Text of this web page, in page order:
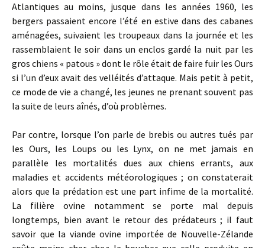
Atlantiques au moins, jusque dans les années 1960, les
bergers passaient encore l’été en estive dans des cabanes
aménagées, suivaient les troupeaux dans la journée et les
rassemblaient le soir dans un enclos gardé la nuit par les
gros chiens « patous » dont le rôle était de faire fuir les Ours
si l’un d’eux avait des velléités d’attaque. Mais petit à petit,
ce mode de vie a changé, les jeunes ne prenant souvent pas
la suite de leurs aînés, d’où problèmes.
Par contre, lorsque l’on parle de brebis ou autres tués par
les Ours, les Loups ou les Lynx, on ne met jamais en
parallèle les mortalités dues aux chiens errants, aux
maladies et accidents météorologiques ; on constaterait
alors que la prédation est une part infime de la mortalité.
La filière ovine notamment se porte mal depuis
longtemps, bien avant le retour des prédateurs ; il faut
savoir que la viande ovine importée de Nouvelle-Zélande